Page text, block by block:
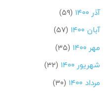
آذر ۱۴۰۰
(۵۹)
آبان ۱۴۰۰
(۵۷)
مهر ۱۴۰۰
(۳۵)
شهریور ۱۴۰۰
(۳۲)
مرداد ۱۴۰۰
(۳۰)